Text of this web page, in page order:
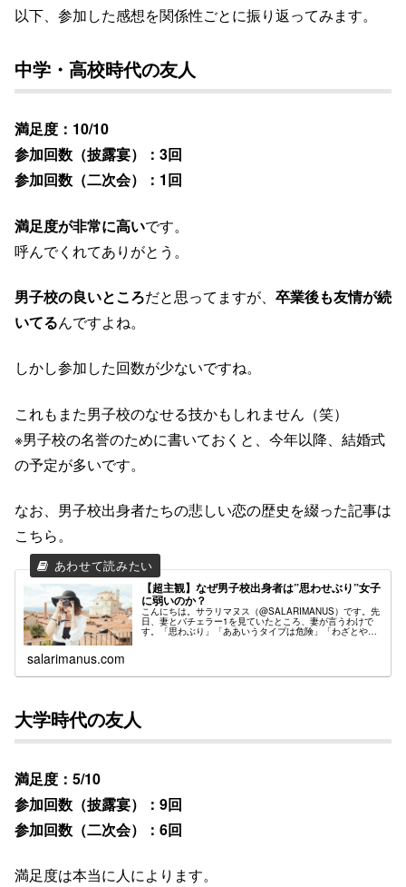
以下、参加した感想を関係性ごとに振り返ってみます。
中学・高校時代の友人
満足度：10/10
参加回数（披露宴）：3回
参加回数（二次会）：1回
満足度が非常に高いです。
呼んでくれてありがとう。
男子校の良いところだと思ってますが、 卒業後も友情が続
いてるんですよね。
しかし参加した回数が少ないですね。
これもまた男子校のなせる技かもしれません（笑）
※男子校の名誉のために書いておくと、今年以降、結婚式
の予定が多いです。
なお、男子校出身者たちの悲しい恋の歴史を綴った記事は
こちら。
【超主観】なぜ男子校出身者は”思わせぶり”女子
に弱いのか？
こんにちは。サラリマヌス（@SALARIMANUS）です。先
日、妻とバチェラー1を見ていたところ、妻が言うわけで
す。「思わぶり」「ああいうタイプは危険」「わざとやっ
salarimanus.com
大学時代の友人
満足度：5/10
参加回数（披露宴）：9回
参加回数（二次会）：6回
満足度は本当に人によります。